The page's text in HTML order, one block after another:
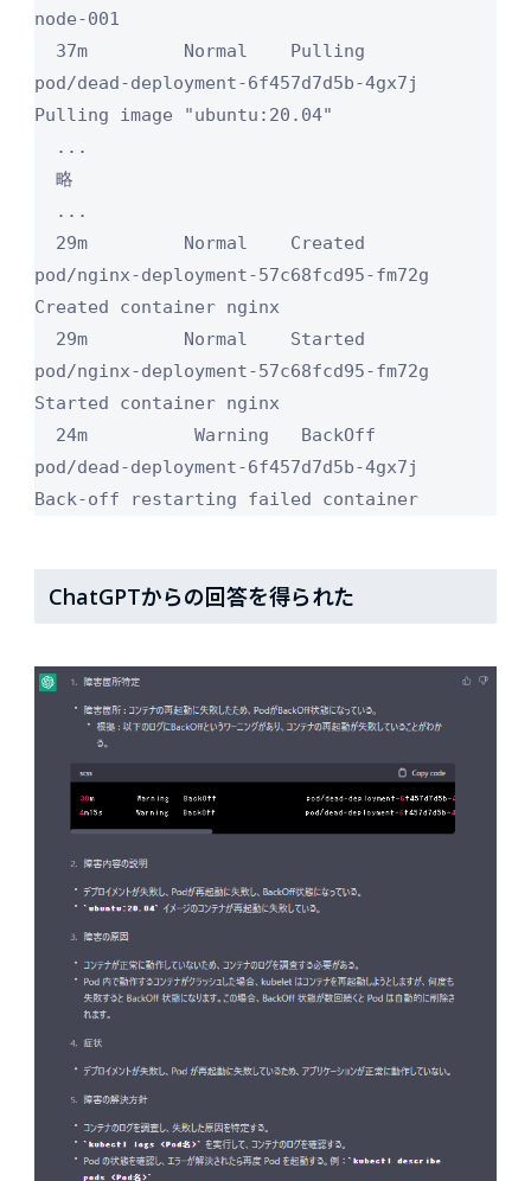
node-001
pod/dead-deployment-6f457d7d5b-4gx7j
Pulling image "ubuntu:20.04"
pod/nginx-deployment-57c68fcd95-fm72g
Created container nginx
pod/nginx-deployment-57c68fcd95-fm72g
Started container nginx
pod/dead-deployment-6f457d7d5b-4gx7j
Back-off restarting failed container
ChatGPTからの回答を得られた